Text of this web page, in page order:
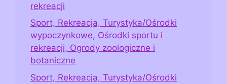
rekreacji
Sport, Rekreacja, Turystyka/Ośrodki
wypoczynkowe, Ośrodki sportu i
rekreacji, Ogrody zoologiczne i
botaniczne
Sport, Rekreacja, Turystyka/Ośrodki